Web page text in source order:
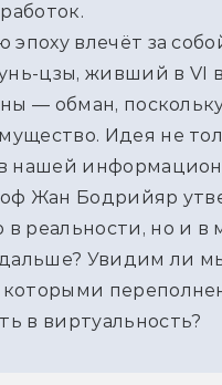
влечёт за
цзы, живший в VI
— обман,
Идея не
в нашей
Жан Бодрийяр
реальности, но и в
Увидим ли
в виртуальность?